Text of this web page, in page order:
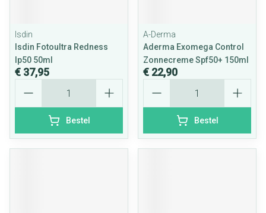
Isdin
Isdin Fotoultra Redness
Ip50 50ml
€ 37,95
Bestel
A-Derma
Aderma Exomega Control
Zonnecreme Spf50+ 150ml
€ 22,90
Bestel